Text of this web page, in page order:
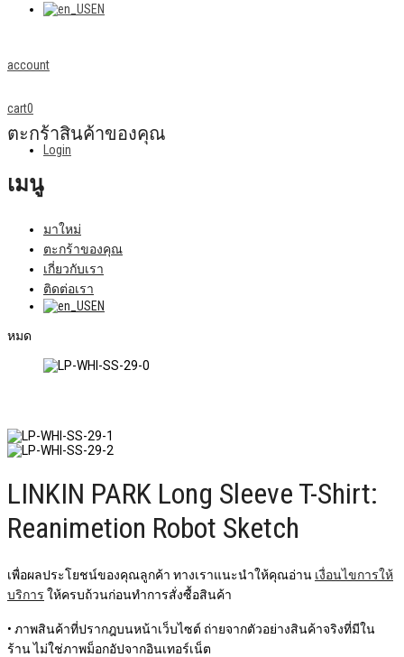
EN
account
Login
cart0
ตะกร้าสินค้าของคุณ
เมนู
มาใหม่
ตะกร้าของคุณ
เกี่ยวกับเรา
ติดต่อเรา
EN
หมด
LINKIN PARK Long Sleeve T-Shirt:
Reanimetion Robot Sketch
เพื่อผลประโยชน์ของคุณลูกค้า ทางเราแนะนำให้คุณอ่าน เงื่อนไขการให้
บริการ ให้ครบถ้วนก่อนทำการสั่งซื้อสินค้า
• ภาพสินค้าที่ปรากฎบนหน้าเว็บไซต์ ถ่ายจากตัวอย่างสินค้าจริงที่มีใน
ร้าน ไม่ใช่ภาพม็อกอัปจากอินเทอร์เน็ต